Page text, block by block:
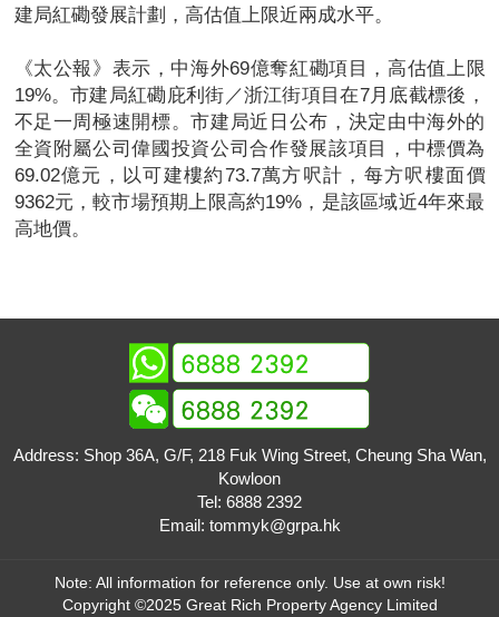
建局紅磡發展計劃，高估值上限近兩成水平。
《太公報》表示，中海外69億奪紅磡項目，高估值上限
19%。市建局紅磡庇利街／浙江街項目在7月底截標後，
不足一周極速開標。市建局近日公布，決定由中海外的
全資附屬公司偉國投資公司合作發展該項目，中標價為
69.02億元，以可建樓約73.7萬方呎計，每方呎樓面價
9362元，較市場預期上限高約19%，是該區域近4年來最
高地價。
Address: Shop 36A, G/F, 218 Fuk Wing Street, Cheung Sha Wan,
Kowloon
Tel: 6888 2392
Email: tommyk@grpa.hk
Note: All information for reference only. Use at own risk!
Copyright ©2025 Great Rich Property Agency Limited